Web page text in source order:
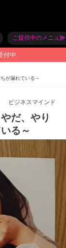
ご提供中のメニュー
付中
が漏れている～
ビジネスマインド
だ、やり
る～